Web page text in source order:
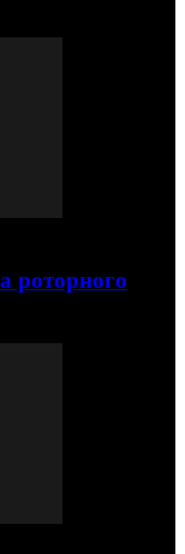
роторного